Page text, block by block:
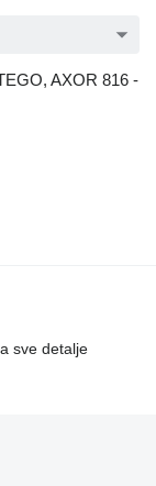
AXOR 816 -
sve detalje